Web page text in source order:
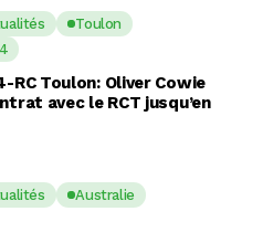
Toulon
RC Toulon: Oliver Cowie
avec le RCT jusqu’en
Australie